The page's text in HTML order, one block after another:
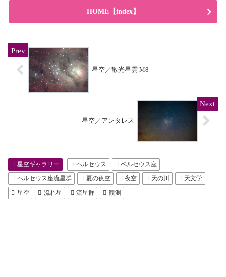
HOME【index】
星空／散光星雲 M8
星空／アンタレス
星空ギャラリー ペルセウス
ペルセウス座
ペルセウス座流星群
夏の夜空 夜空 天の川
天文学
星空
流れ星 流星群 観測